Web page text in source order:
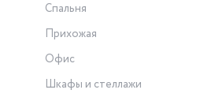
Спальня
Прихожая
Офис
Шкафы и стеллажи